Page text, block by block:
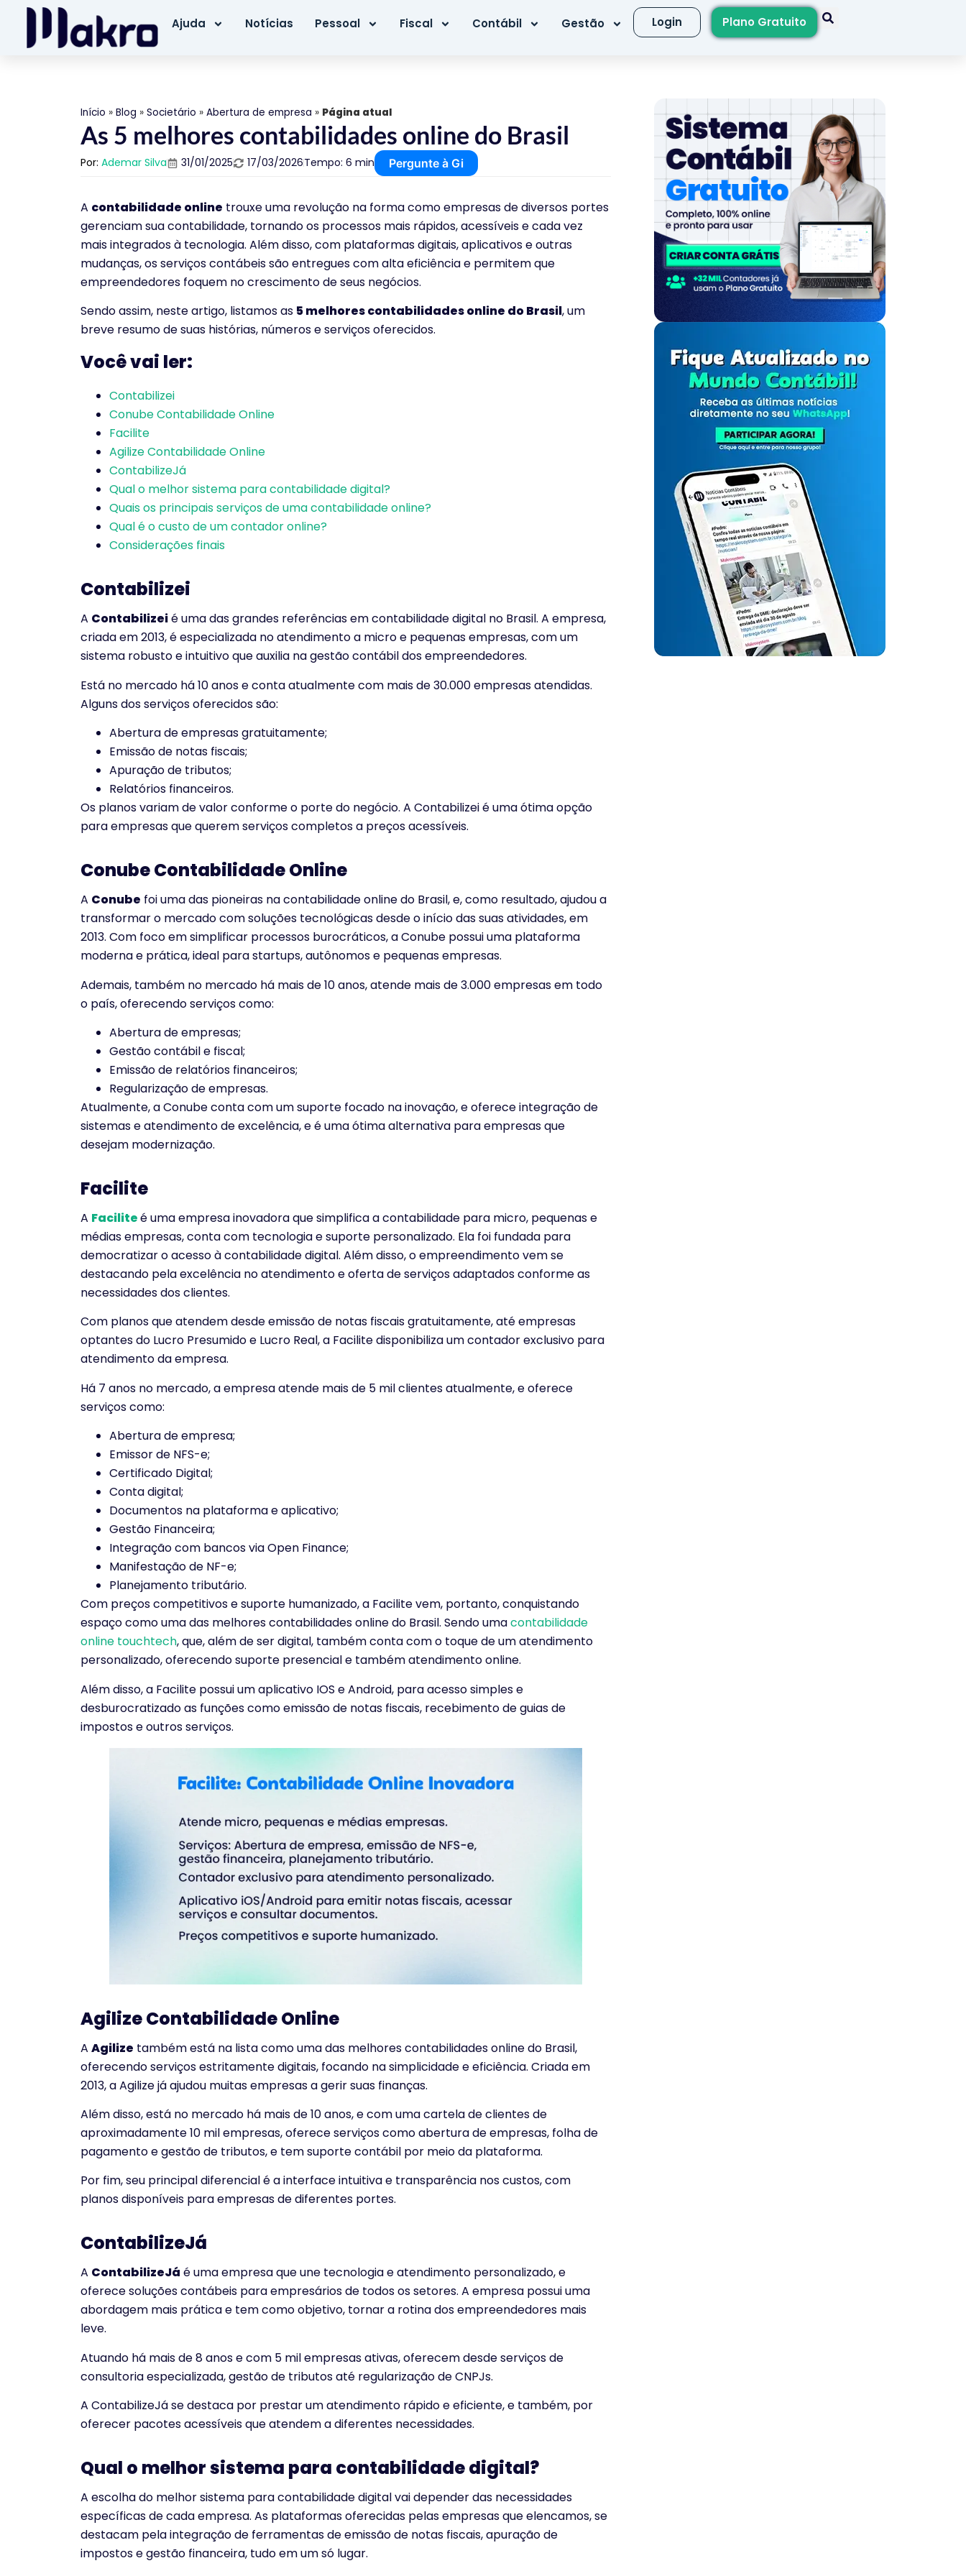
Ajuda Notícias Pessoal Fiscal Contábil Gestão Login Plano Gratuito
Início » Blog » Societário » Abertura de empresa » Página atual
As 5 melhores contabilidades online do Brasil
Por: Ademar Silva 31/01/2025 17/03/2026Tempo: 6 min Pergunte à Gi
A contabilidade online trouxe uma revolução na forma como empresas de diversos portes
gerenciam sua contabilidade, tornando os processos mais rápidos, acessíveis e cada vez
mais integrados à tecnologia. Além disso, com plataformas digitais, aplicativos e outras
mudanças, os serviços contábeis são entregues com alta eficiência e permitem que
empreendedores foquem no crescimento de seus negócios.
Sendo assim, neste artigo, listamos as 5 melhores contabilidades online do Brasil, um
breve resumo de suas histórias, números e serviços oferecidos.
Você vai ler:
Contabilizei
Conube Contabilidade Online
Facilite
Agilize Contabilidade Online
ContabilizeJá
Qual o melhor sistema para contabilidade digital?
Quais os principais serviços de uma contabilidade online?
Qual é o custo de um contador online?
Considerações finais
Contabilizei
A Contabilizeié uma das grandes referências em contabilidade digital no Brasil. A empresa,
criada em 2013, é especializada no atendimento a micro e pequenas empresas, com um
sistema robusto e intuitivo que auxilia na gestão contábil dos empreendedores.
Está no mercado há 10 anos e conta atualmente com mais de 30.000 empresas atendidas.
Alguns dos serviços oferecidos são:
Abertura de empresas gratuitamente;
Emissão de notas fiscais;
Apuração de tributos;
Relatórios financeiros.
Os planos variam de valor conforme o porte do negócio. A Contabilizei é uma ótima opção
para empresas que querem serviços completos a preços acessíveis.
Conube Contabilidade Online
A Conube foi uma das pioneiras na contabilidade online do Brasil, e, como resultado, ajudou a
transformar o mercado com soluções tecnológicas desde o início das suas atividades, em
2013. Com foco em simplificar processos burocráticos, a Conube possui uma plataforma
moderna e prática, ideal para startups, autônomos e pequenas empresas.
Ademais, também no mercado há mais de 10 anos, atende mais de 3.000 empresas em todo
o país, oferecendo serviços como:
Abertura de empresas;
Gestão contábil e fiscal;
Emissão de relatórios financeiros;
Regularização de empresas.
Atualmente, a Conube conta com um suporte focado na inovação, e oferece integração de
sistemas e atendimento de excelência, e é uma ótima alternativa para empresas que
desejam modernização.
Facilite
A Faciliteé uma empresa inovadora que simplifica a contabilidade para micro, pequenas e
médias empresas, conta com tecnologia e suporte personalizado. Ela foi fundada para
democratizar o acesso à contabilidade digital. Além disso, o empreendimento vem se
destacando pela excelência no atendimento e oferta de serviços adaptados conforme as
necessidades dos clientes.
Com planos que atendem desde emissão de notas fiscais gratuitamente, até empresas
optantes do Lucro Presumido e Lucro Real, a Facilite disponibiliza um contador exclusivo para
atendimento da empresa.
Há 7 anos no mercado, a empresa atende mais de 5 mil clientes atualmente, e oferece
serviços como:
Abertura de empresa;
Emissor de NFS-e;
Certificado Digital;
Conta digital;
Documentos na plataforma e aplicativo;
Gestão Financeira;
Integração com bancos via Open Finance;
Manifestação de NF-e;
Planejamento tributário.
Com preços competitivos e suporte humanizado, a Facilite vem, portanto, conquistando
espaço como uma das melhores contabilidades online do Brasil. Sendo umacontabilidade
online touchtech, que, além de ser digital, também conta com o toque de um atendimento
personalizado, oferecendo suporte presencial e também atendimento online.
Além disso, a Facilite possui um aplicativo IOS e Android, para acesso simples e
desburocratizado as funções como emissão de notas fiscais, recebimento de guias de
impostos e outros serviços.
Agilize Contabilidade Online
A Agilize também está na lista como uma das melhores contabilidades online do Brasil,
oferecendo serviços estritamente digitais, focando na simplicidade e eficiência. Criada em
2013, a Agilize já ajudou muitas empresas a gerir suas finanças.
Além disso, está no mercado há mais de 10 anos, e com uma cartela de clientes de
aproximadamente 10 mil empresas, oferece serviços como abertura de empresas, folha de
pagamento e gestão de tributos, e tem suporte contábil por meio da plataforma.
Por fim, seu principal diferencial é a interface intuitiva e transparência nos custos, com
planos disponíveis para empresas de diferentes portes.
ContabilizeJá
A ContabilizeJá é uma empresa que une tecnologia e atendimento personalizado, e
oferece soluções contábeis para empresários de todos os setores. A empresa possui uma
abordagem mais prática e tem como objetivo, tornar a rotina dos empreendedores mais
leve.
Atuando há mais de 8 anos e com 5 mil empresas ativas, oferecem desde serviços de
consultoria especializada, gestão de tributos até regularização de CNPJs.
A ContabilizeJá se destaca por prestar um atendimento rápido e eficiente, e também, por
oferecer pacotes acessíveis que atendem a diferentes necessidades.
Qual o melhor sistema para contabilidade digital?
A escolha do melhor sistema para contabilidade digital vai depender das necessidades
específicas de cada empresa. As plataformas oferecidas pelas empresas que elencamos, se
destacam pela integração de ferramentas de emissão de notas fiscais, apuração de
impostos e gestão financeira, tudo em um só lugar.